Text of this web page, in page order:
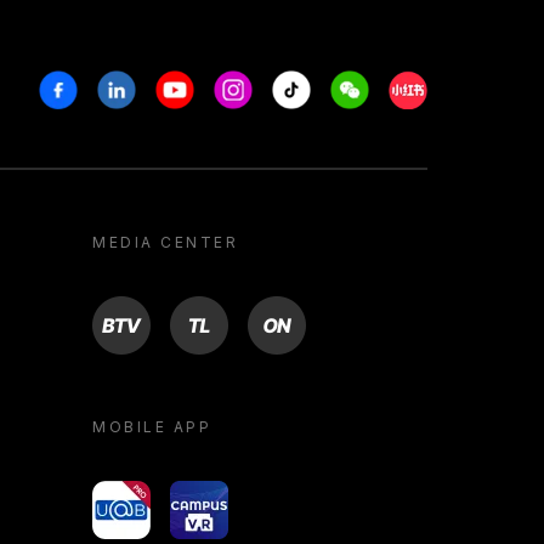
FacebookLinkedinYoutubeInstagram
Tiktok WeechatXiaohongshu/
MEDIA CENTER
BTV TL ON
MOBILE APP
yoU@B Campus VR